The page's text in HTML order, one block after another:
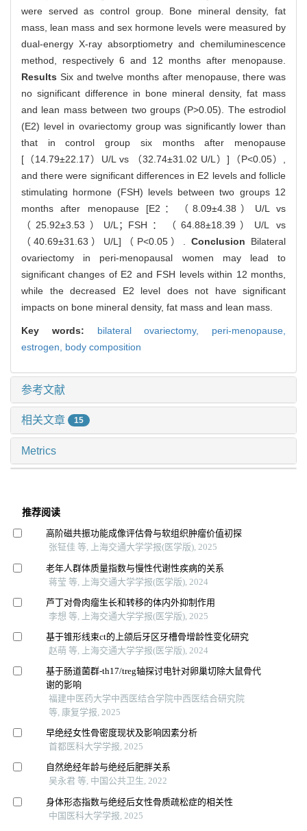
were served as control group. Bone mineral density, fat
mass, lean mass and sex hormone levels were measured by
dual-energy X-ray absorptiometry and chemiluminescence
method, respectively 6 and 12 months after menopause.
Results Six and twelve months after menopause, there was
no significant difference in bone mineral density, fat mass
and lean mass between two groups (P>0.05). The estrodiol
(E2) level in ovariectomy group was significantly lower than
that in control group six months after menopause
[（14.79±22.17）U/L vs （32.74±31.02 U/L）]（P<0.05）,
and there were significant differences in E2 levels and follicle
stimulating hormone (FSH) levels between two groups 12
months after menopause [E2：（8.09±4.38）U/L vs
（25.92±3.53）U/L；FSH：（64.88±18.39）U/L vs
（40.69±31.63）U/L]（P<0.05）. Conclusion Bilateral
ovariectomy in peri-menopausal women may lead to
significant changes of E2 and FSH levels within 12 months,
while the decreased E2 level does not have significant
impacts on bone mineral density, fat mass and lean mass.
Key words: bilateral ovariectomy, peri-menopause,
estrogen, body composition
参考文献
相关文章 15
Metrics
推荐阅读
高阶磁共振功能成像评估骨与软组织肿瘤价值初探
张钲佳 等, 上海交通大学学报(医学版), 2025
老年人群体质量指数与慢性代谢性疾病的关系
蒋莹 等, 上海交通大学学报(医学版), 2024
芦丁对骨肉瘤生长和转移的体内外抑制作用
李想 等, 上海交通大学学报(医学版), 2025
基于锥形线束ct的上颌后牙区牙槽骨增龄性变化研究
赵萌 等, 上海交通大学学报(医学版), 2024
基于肠道菌群-th17/treg轴探讨电针对卵巢切除大鼠骨代
谢的影响
福建中医药大学中西医结合学院中西医结合研究院
等, 康复学报, 2025
早绝经女性骨密度现状及影响因素分析
首都医科大学学报, 2025
自然绝经年龄与绝经后肥胖关系
吴永君 等, 中国公共卫生, 2022
身体形态指数与绝经后女性骨质疏松症的相关性
中国医科大学学报, 2025